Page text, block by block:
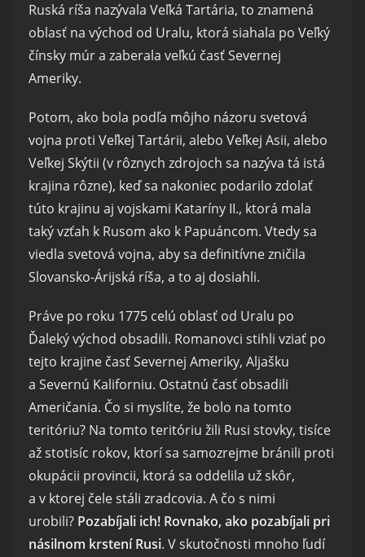
Ruská ríša nazývala Veľká Tartária, to znamená
oblasť na východ od Uralu, ktorá siahala po Veľký
čínsky múr a zaberala veľkú časť Severnej
Ameriky.
Potom, ako bola podľa môjho názoru svetová
vojna proti Veľkej Tartárii, alebo Veľkej Asii, alebo
Veľkej Skýtii (v rôznych zdrojoch sa nazýva tá istá
krajina rôzne), keď sa nakoniec podarilo zdolať
túto krajinu aj vojskami Kataríny II., ktorá mala
taký vzťah k Rusom ako k Papuáncom. Vtedy sa
viedla svetová vojna, aby sa definitívne zničila
Slovansko-Árijská ríša, a to aj dosiahli.
Práve po roku 1775 celú oblasť od Uralu po
Ďaleký východ obsadili. Romanovci stihli vziať po
tejto krajine časť Severnej Ameriky, Aljašku
a Severnú Kaliforniu. Ostatnú časť obsadili
Američania. Čo si myslíte, že bolo na tomto
teritóriu? Na tomto teritóriu žili Rusi stovky, tisíce
až stotisíc rokov, ktorí sa samozrejme bránili proti
okupácii provincii, ktorá sa oddelila už skôr,
a v ktorej čele stáli zradcovia. A čo s nimi
urobili? Pozabíjali ich! Rovnako, ako pozabíjali pri
násilnom krstení Rusi. V skutočnosti mnoho ľudí